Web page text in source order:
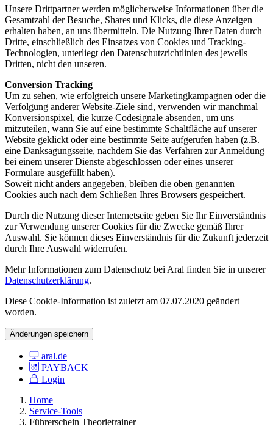
Unsere Drittpartner werden möglicherweise Informationen über die
Gesamtzahl der Besuche, Shares und Klicks, die diese Anzeigen
erhalten haben, an uns übermitteln. Die Nutzung Ihrer Daten durch
Dritte, einschließlich des Einsatzes von Cookies und Tracking-
Technologien, unterliegt den Datenschutzrichtlinien des jeweils
Dritten, nicht den unseren.
Conversion Tracking
Um zu sehen, wie erfolgreich unsere Marketingkampagnen oder die
Verfolgung anderer Website-Ziele sind, verwenden wir manchmal
Konversionspixel, die kurze Codesignale absenden, um uns
mitzuteilen, wann Sie auf eine bestimmte Schaltfläche auf unserer
Website geklickt oder eine bestimmte Seite aufgerufen haben (z.B.
eine Danksagungsseite, nachdem Sie das Verfahren zur Anmeldung
bei einem unserer Dienste abgeschlossen oder eines unserer
Formulare ausgefüllt haben).
Soweit nicht anders angegeben, bleiben die oben genannten
Cookies auch nach dem Schließen Ihres Browsers gespeichert.
Durch die Nutzung dieser Internetseite geben Sie Ihr Einverständnis
zur Verwendung unserer Cookies für die Zwecke gemäß Ihrer
Auswahl. Sie können dieses Einverständnis für die Zukunft jederzeit
durch Ihre Auswahl widerrufen.
Mehr Informationen zum Datenschutz bei Aral finden Sie in unserer
Datenschutzerklärung.
Diese Cookie-Information ist zuletzt am 07.07.2020 geändert
worden.
Änderungen speichern
aral.de
PAYBACK
Login
Home
Service-Tools
Führerschein Theorietrainer